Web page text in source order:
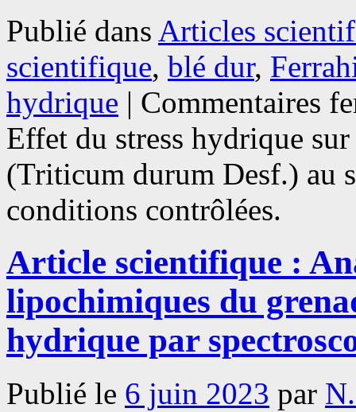
Publié dans Articles
scientifique, blé dur,
hydrique | Commentaires
Effet du stress hydrique
(Triticum durum Desf.) au
conditions contrôlées.
Article scientifique :
lipochimiques du
hydrique par
Publié le 6 juin 2023 par